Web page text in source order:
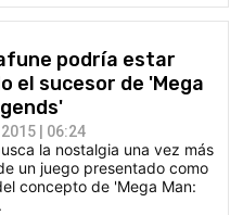
podría estar
el sucesor de 'Mega
| 06:24
la nostalgia una vez más
un juego presentado como
concepto de 'Mega Man: